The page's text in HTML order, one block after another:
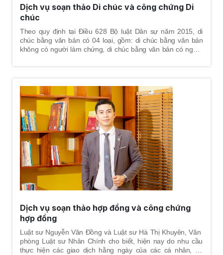
Dịch vụ soạn thảo Di chúc và công chứng Di
chúc
Theo quy định tại Điều 628 Bộ luật Dân sự năm 2015, di
chúc bằng văn bản có 04 loại, gồm: di chúc bằng văn bản
không có người làm chứng, di chúc bằng văn bản có người
đúng pháp luật để đảm bảo tính hợp pháp của di chúc.
Dịch vụ soạn thảo hợp đồng và công chứng
hợp đồng
Luật sư Nguyễn Văn Đồng và Luật sư Hà Thị Khuyên, Văn
phòng Luật sư Nhân Chính cho biết, hiện nay do nhu cầu
thực hiện các giao dịch hằng ngày của các cá nhân, cơ